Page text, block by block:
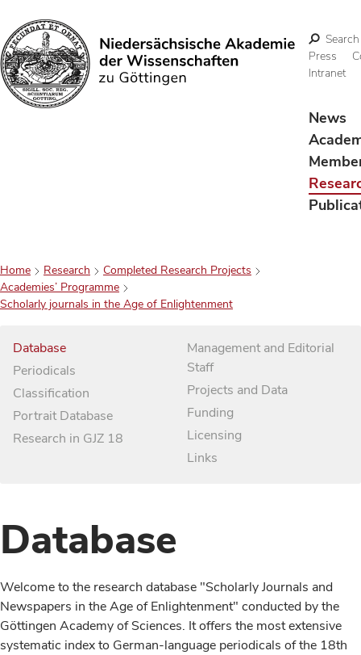
Search
Search
Press
Intranet
News
Home Research
Completed Research Projects
Academies’ Programme
Scholarly journals in the Age of Enlightenment
Database
Periodicals
Classification
Portrait Database
Research in GJZ 18
Management and Editorial
Staff
Projects and Data
Funding
Licensing
Links
Database
Welcome to the research database "Scholarly Journals and
Newspapers in the Age of Enlightenment" conducted by the
Göttingen Academy of Sciences. It offers the most extensive
systematic index to German-language periodicals of the 18th